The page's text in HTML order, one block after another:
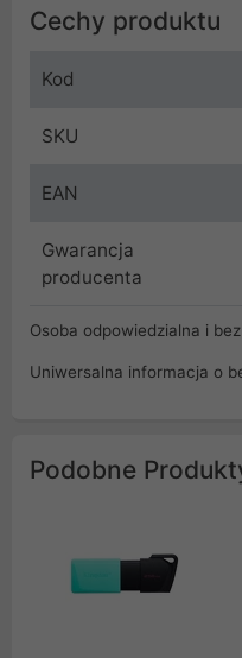
Cechy produktu
Kod
SKU
EAN
Gwarancja
producenta
Osoba odpowiedzialna i
Uniwersalna informacja o
Podobne